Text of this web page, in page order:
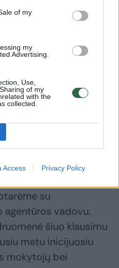
of my
my
Advertising.
Use,
of my
with the
collected.
Access Privacy Policy
turėtų būti
mokslo ir sporto
tikina, kad toks
tačiau jį reikia
istorijos mokytojų
bendruomenės
2025–2026
su
agentūros vadovu.
šiuo klausimu
metu inicijuosiu
mokytojų bei